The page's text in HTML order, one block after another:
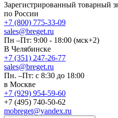
Зарегистрированный товарный
по России
+7 (800) 775-33-09
sales@breget.ru
Пн –Пт: 9:00 - 18:00 (мск+2)
В Челябинске
+7 (351) 247-26-77
sales@breget.ru
Пн. –Пт: с 8:30 до 18:00
в Москве
+7 (929) 954-59-60
+7 (495) 740-50-62
mobreget@yandex.ru